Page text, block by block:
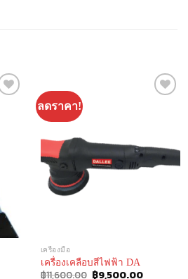
ลดราคา!
เครื่องมือ
เครื่องเคลือบสีไฟฟ้า DA
฿11,600.00 Original
฿9,500.00Current